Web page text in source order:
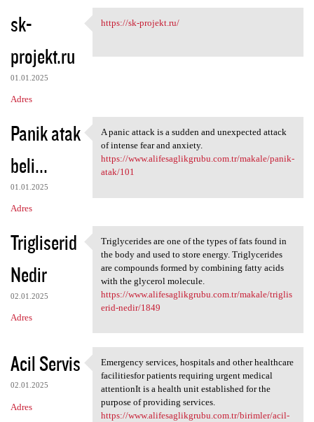
K
o
m
e
n
a
r
z
e
sk-
projekt.ru
01.01.2025
Adres
https://sk-projekt.ru/
https://sk-projekt.ru/
Panik atak
beli...
01.01.2025
Adres
A panic attack is a sudden
A panic attack is a sudden and unexpected attack
of intense fear and anxiety.
https://www.alifesaglikgrubu.com.tr/makale/panik-
atak/101
Trigliserid
Nedir
02.01.2025
Adres
Triglycerides are one of the
Triglycerides are one of the types of fats found in
the body and used to store energy. Triglycerides
are compounds formed by combining fatty acids
with the glycerol molecule.
https://www.alifesaglikgrubu.com.tr/makale/triglis
erid-nedir/1849
Acil Servis
02.01.2025
Adres
Emergency services, hospitals
Emergency services, hospitals and other healthcare
facilitiesfor patients requiring urgent medical
attentionIt is a health unit established for the
purpose of providing services.
https://www.alifesaglikgrubu.com.tr/birimler/acil-